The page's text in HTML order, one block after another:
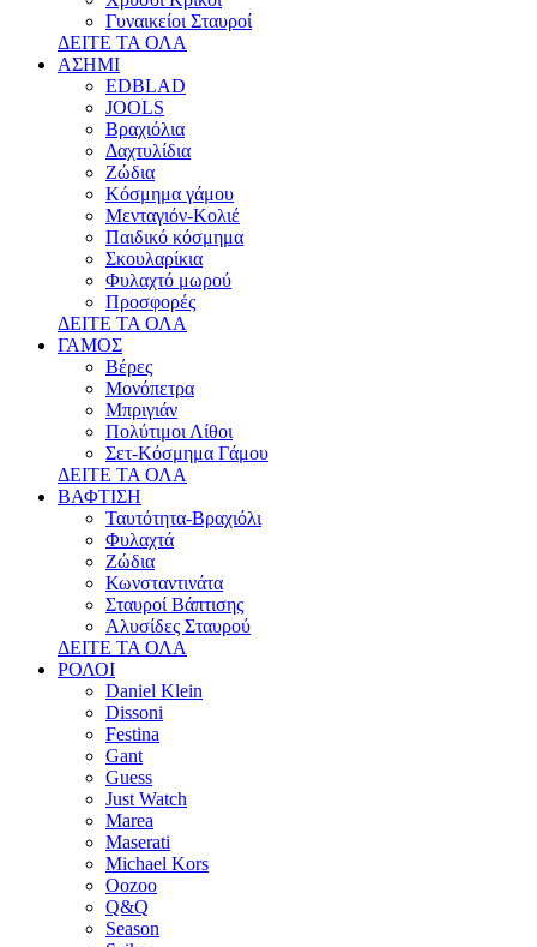
Γυναικείοι Σταυροί
ΔΕΙΤΕ ΤΑ ΟΛΑ
ΑΣΗΜΙ
EDBLAD
JOOLS
Βραχιόλια
Δαχτυλίδια
Ζώδια
Κόσμημα γάμου
Μενταγιόν-Κολιέ
Παιδικό κόσμημα
Σκουλαρίκια
Φυλαχτό μωρού
Προσφορές
ΔΕΙΤΕ ΤΑ ΟΛΑ
ΓΑΜΟΣ
Βέρες
Μονόπετρα
Μπριγιάν
Πολύτιμοι Λίθοι
Σετ-Κόσμημα Γάμου
ΔΕΙΤΕ ΤΑ ΟΛΑ
ΒΑΦΤΙΣΗ
Ταυτότητα-Βραχιόλι
Φυλαχτά
Ζώδια
Κωνσταντινάτα
Σταυροί Βάπτισης
Αλυσίδες Σταυρού
ΔΕΙΤΕ ΤΑ ΟΛΑ
ΡΟΛΟΙ
Daniel Klein
Dissoni
Festina
Gant
Guess
Just Watch
Marea
Maserati
Michael Kors
Oozoo
Q&Q
Season